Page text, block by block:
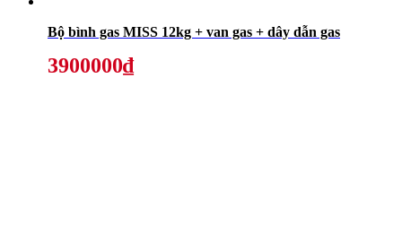
Bộ bình gas MISS 12kg + van gas + dây dẫn gas
3900000₫